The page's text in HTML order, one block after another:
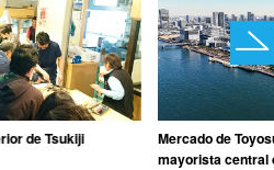
de Tsukiji
Mercado de
mayorista central